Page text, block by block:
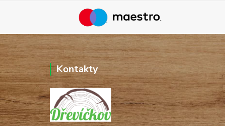
Kontakty